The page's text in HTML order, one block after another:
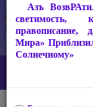
Азъ
светимость,
Мира»
Солнечному»